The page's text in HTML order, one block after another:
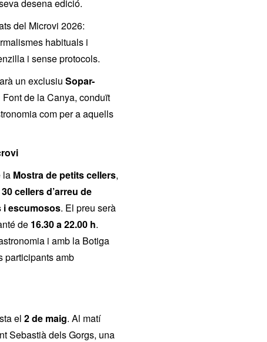
desena edició.
del Microvi 2026:
habituals i
i sense protocols.
un exclusiu Sopar-
Font de la Canya, conduït
com per a aquells
la Mostra de petits cellers,
30 cellers d’arreu de
i escumosos. El preu serà
de 16.30 a 22.00 h.
i amb la Botiga
participants amb
el 2 de maig. Al matí
Sebastià dels Gorgs, una